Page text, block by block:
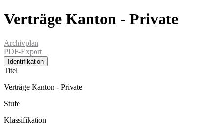
Verträge Kanton - Private
Archivplan
PDF-Export
Identifikation
Titel
Verträge Kanton - Private
Stufe
Klassifikation